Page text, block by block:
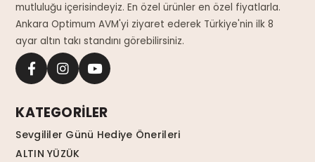
mutluluğu içerisindeyiz. En özel ürünler en özel fiyatlarla.
Ankara Optimum AVM'yi ziyaret ederek Türkiye'nin ilk 8
ayar altın takı standını görebilirsiniz.
KATEGORİLER
Sevgililer Günü Hediye Önerileri
ALTIN YÜZÜK